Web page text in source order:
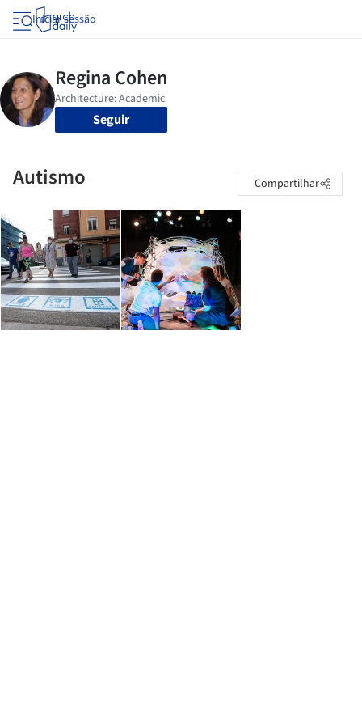
Iniciar sessão
Seguir
Autismo Compartilhar